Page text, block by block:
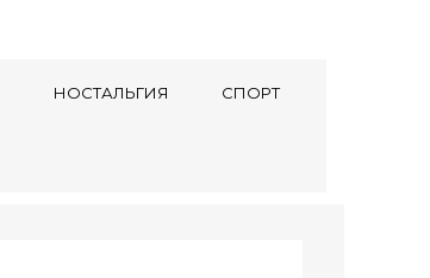
НОСТАЛЬГИЯ СПОРТ